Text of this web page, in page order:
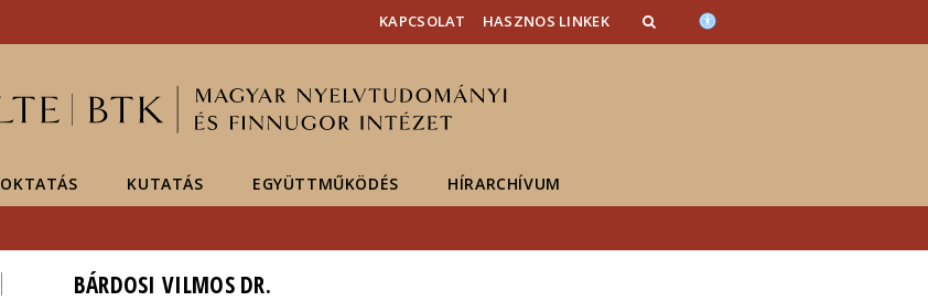
KAPCSOLAT HASZNOS LINKEK
OKTATÁS KUTATÁS EGYÜTTMŰKÖDÉS HÍRARCHÍVUM
BÁRDOSI VILMOS DR.